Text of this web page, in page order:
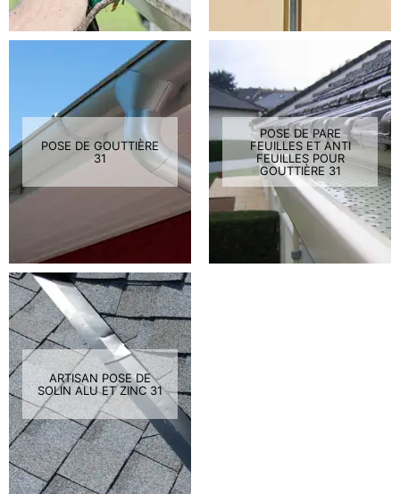
POSE DE GOUTTIÈRE
31
POSE DE PARE
FEUILLES ET ANTI
FEUILLES POUR
GOUTTIÈRE 31
ARTISAN POSE DE
SOLIN ALU ET ZINC 31